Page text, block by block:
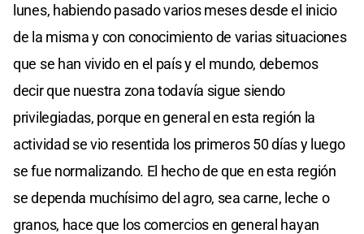
lunes, habiendo pasado varios meses desde el inicio
de la misma y con conocimiento de varias situaciones
que se han vivido en el país y el mundo, debemos
decir que nuestra zona todavía sigue siendo
privilegiadas, porque en general en esta región la
actividad se vio resentida los primeros 50 días y luego
se fue normalizando. El hecho de que en esta región
se dependa muchísimo del agro, sea carne, leche o
granos, hace que los comercios en general hayan